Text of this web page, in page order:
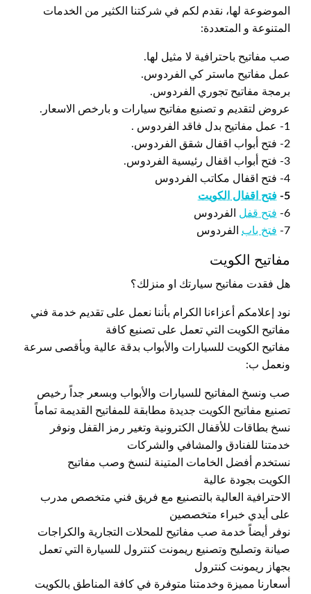
الموضوعة لها، نقدم لكم في شركتنا الكثير من الخدمات
المتنوعة و المتعددة:
صب مفاتيح باحترافية لا مثيل لها.
عمل مفاتيح ماستر كي الفردوس.
برمجة مفاتيح تجوري الفردوس.
عروض لتقديم و تصنيع مفاتيح سيارات و بارخص الاسعار.
1- عمل مفاتيح بدل فاقد الفردوس .
2- فتح أبواب اقفال شقق الفردوس.
3- فتح أبواب اقفال رئيسية الفردوس.
4- فتح اقفال مكاتب الفردوس
5-
فتح اقفال الكويت
6-
فتح قفل الفردوس
7-
فتخ باب الفردوس
مفاتيح الكويت
هل فقدت مفاتيح سيارتك او منزلك؟
نود إعلامكم أعزاءنا الكرام بأننا نعمل على تقديم خدمة فني
مفاتيح الكويت التي تعمل على تصنيع كافة
مفاتيح الكويت للسيارات والأبواب بدقة عالية وبأقصى سرعة
ونعمل ب:
صب ونسخ المفاتيح للسيارات والأبواب وبسعر جداً رخيص
تصنيع مفاتيح الكويت جديدة مطابقة للمفاتيح القديمة تماماً
نسخ بطاقات للأقفال الكترونية وتغير رمز القفل ونوفر
خدمتنا للفنادق والمشافي والشركات
نستخدم أفضل الخامات المتينة لنسخ وصب مفاتيح
الكويت بجودة عالية
الاحترافية العالية بالتصنيع مع فريق فني متخصص مدرب
على أيدي خبراء متخصصين
نوفر أيضاً خدمة صب مفاتيح للمحلات التجارية والكراجات
صيانة وتصليح وتصنيع ريمونت كنترول للسيارة التي تعمل
بجهاز ريمونت كنترول
أسعارنا مميزة وخدمتنا متوفرة في كافة المناطق بالكويت